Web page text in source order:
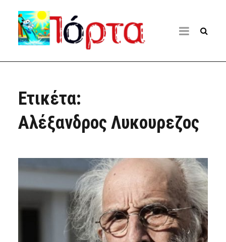
Ετικέτα:
Αλέξανδρος Λυκουρεζος